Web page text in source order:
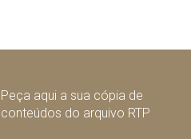
Peça aqui a sua cópia de
conteúdos do arquivo RTP